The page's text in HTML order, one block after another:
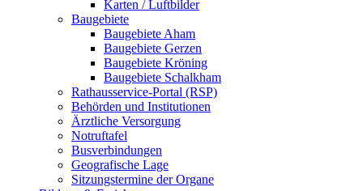
Karten / Luftbilder
Baugebiete
Baugebiete Aham
Baugebiete Gerzen
Baugebiete Kröning
Baugebiete Schalkham
Rathausservice-Portal (RSP)
Behörden und Institutionen
Ärztliche Versorgung
Notruftafel
Busverbindungen
Geografische Lage
Sitzungstermine der Organe